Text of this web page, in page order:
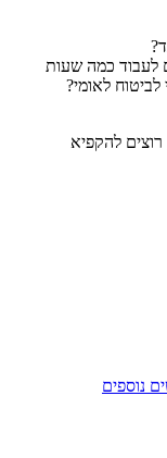
לעבוד כמה שעות
לאומי?
להקפיא